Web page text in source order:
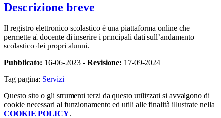
Descrizione breve
Il registro elettronico scolastico è una piattaforma online che
permette al docente di inserire i principali dati sull’andamento
scolastico dei propri alunni.
Pubblicato: 16-06-2023 - Revisione: 17-09-2024
Tag pagina: Servizi
Questo sito o gli strumenti terzi da questo utilizzati si avvalgono di
cookie necessari al funzionamento ed utili alle finalità illustrate nella
COOKIE POLICY.